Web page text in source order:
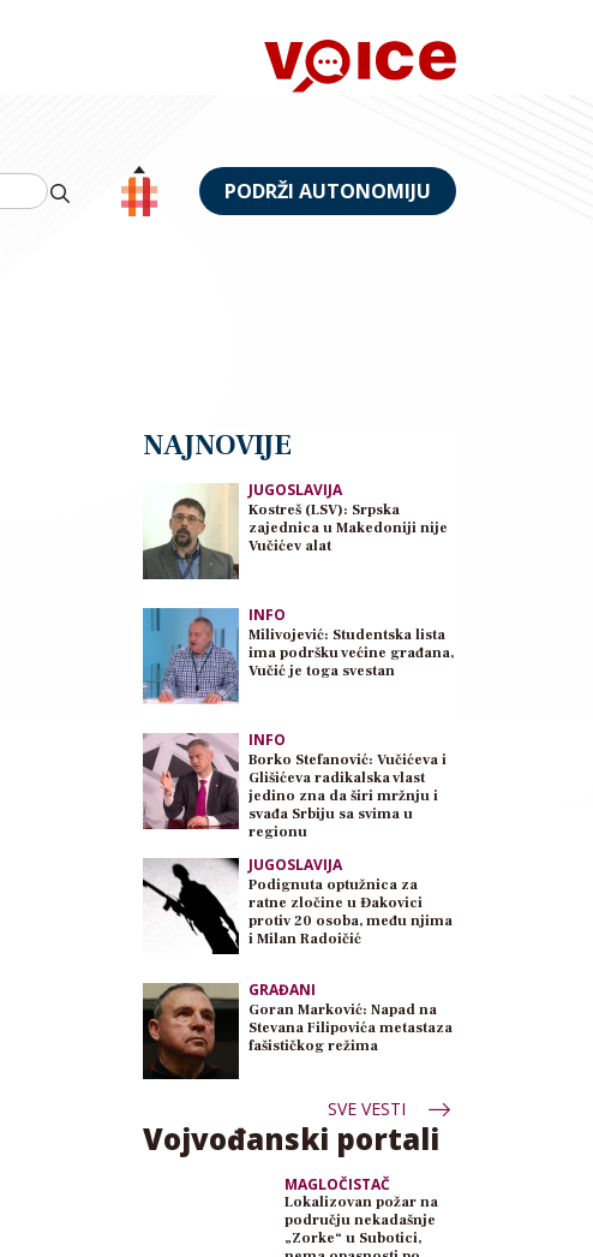
PODRŽI AUTONOMIJU
NAJNOVIJE
JUGOSLAVIJA
Kostreš (LSV): Srpska
zajednica u Makedoniji nije
Vučićev alat
INFO
Milivojević: Studentska lista
ima podršku većine građana,
Vučić je toga svestan
INFO
Borko Stefanović: Vučićeva i
Glišićeva radikalska vlast
jedino zna da širi mržnju i
svađa Srbiju sa svima u
regionu
JUGOSLAVIJA
Podignuta optužnica za
ratne zločine u Đakovici
protiv 20 osoba, među njima
i Milan Radoičić
GRAĐANI
Goran Marković: Napad na
Stevana Filipovića metastaza
fašističkog režima
SVE VESTI
Vojvođanski portali
MAGLOČISTAČ
Lokalizovan požar na
području nekadašnje
„Zorke“ u Subotici,